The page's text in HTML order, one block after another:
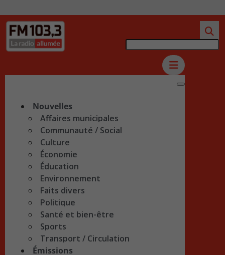
Nouvelles
Affaires municipales
Communauté / Social
Culture
Économie
Éducation
Environnement
Faits divers
Politique
Santé et bien-être
Sports
Transport / Circulation
Émissions